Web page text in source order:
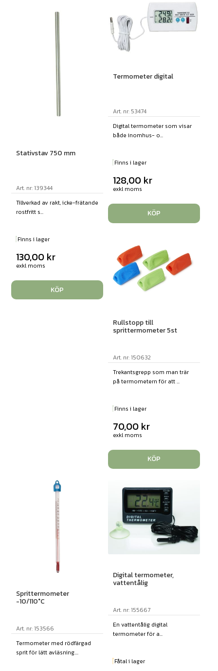
Stativstav 750 mm
Art. nr: 139344
Tillverkad av rakt, icke-frätande
rostfritt s...
Finns i lager
130,00 kr
exkl moms
KÖP
Termometer digital
Art. nr: 53474
Digital termometer som visar
både inomhus- o...
Finns i lager
128,00 kr
exkl moms
KÖP
Rullstopp till
sprittermometer 5st
Art. nr: 150632
Trekantsgrepp som man trär
på termometern för att ...
Finns i lager
70,00 kr
exkl moms
KÖP
Sprittermometer
-10/110°C
Art. nr: 153566
Termometer med rödfärgad
sprit för lätt avläsning....
Digital termometer,
vattentålig
Art. nr: 155667
En vattentålig digital
termometer för a...
Fåtal i lager